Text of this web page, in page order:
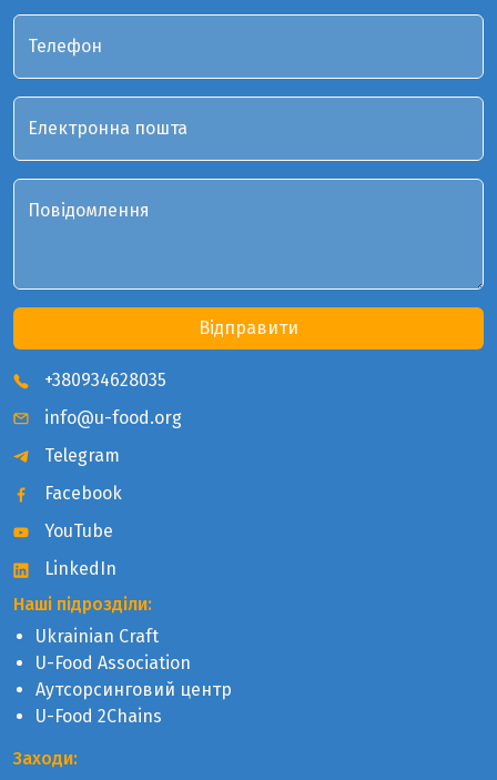
+380934628035
info@u-food.org
Telegram
Facebook
YouTube
LinkedIn
Наші підрозділи:
Ukrainian Craft
U-Food Association
Аутсорсинговий центр
U-Food 2Chains
Заходи:
Телефон
Електронна пошта
Повідомлення
Відправити